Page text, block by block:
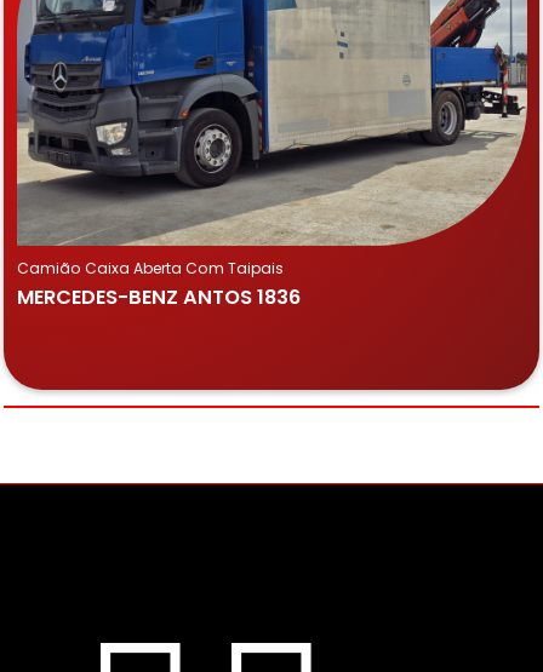
Camião Caixa Aberta Com Taipais
MERCEDES-BENZ ANTOS 1836